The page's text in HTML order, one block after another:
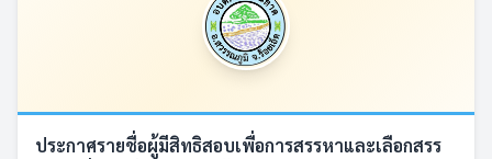
ประกาศรายชื่อผู้มีสิทธิสอบเพื่อการสรรหาและเลือกสรร